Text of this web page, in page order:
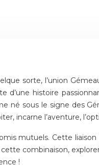
sorte, l’union
histoire
né sous le signe des
incarne l’aventure,
mutuels. Cette
combinaison,
!